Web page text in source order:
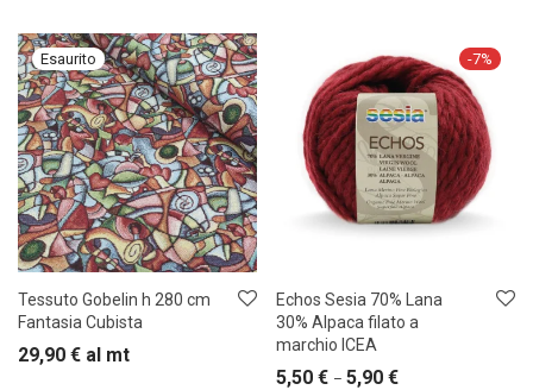
Tessuto Gobelin h 280 cm
Fantasia Cubista
29,90 € al mt
-7%
Echos Sesia 70% Lana
30% Alpaca filato a
marchio ICEA
5,50 € – 5,90 €